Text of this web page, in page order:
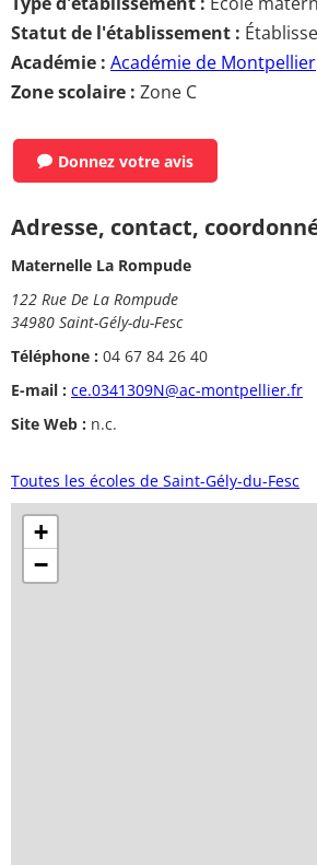
Statut de l'établissement :
Académie : Académie de Montpellier
Zone scolaire : Zone C
Donnez votre avis
Adresse, contact,
Maternelle La Rompude
122 Rue De La Rompude
34980 Saint-Gély-du-Fesc
Téléphone : 04 67 84 26 40
E-mail : ce.0341309N@ac-montpellier.fr
Site Web : n.c.
Toutes les écoles de Saint-Gély-du-Fesc
+
−